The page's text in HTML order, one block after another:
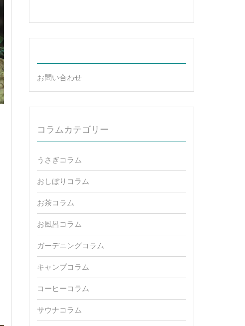
お問い合わせ
コラムカテゴリー
うさぎコラム
おしぼりコラム
お茶コラム
お風呂コラム
ガーデニングコラム
キャンプコラム
コーヒーコラム
サウナコラム